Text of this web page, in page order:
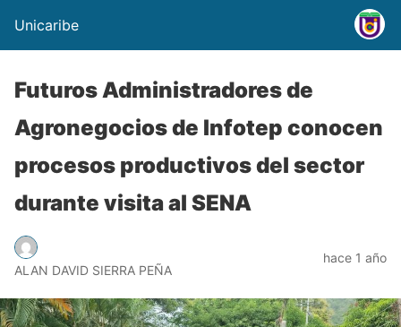
Unicaribe
Futuros Administradores de
Agronegocios de Infotep conocen
procesos productivos del sector
durante visita al SENA
ALAN DAVID SIERRA PEÑA
hace 1 año